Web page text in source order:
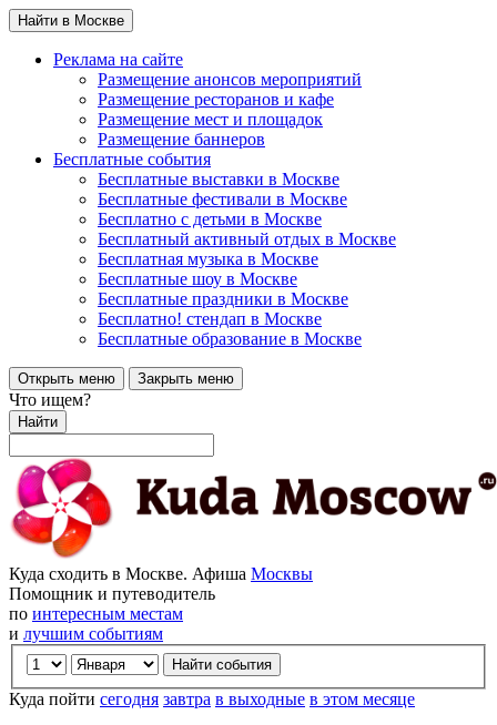
Найти в Москве
Реклама на сайте
Размещение анонсов мероприятий
Размещение ресторанов и кафе
Размещение мест и площадок
Размещение баннеров
Бесплатные события
Бесплатные выставки в Москве
Бесплатные фестивали в Москве
Бесплатно с детьми в Москве
Бесплатный активный отдых в Москве
Бесплатная музыка в Москве
Бесплатные шоу в Москве
Бесплатные праздники в Москве
Бесплатно! стендап в Москве
Бесплатные образование в Москве
Открыть меню Закрыть меню
Что ищем?
Найти
Куда сходить в Москве. Афиша Москвы
Помощник и путеводитель
по интересным местам
и лучшим событиям
Куда пойти сегодня завтра в выходные в этом месяце